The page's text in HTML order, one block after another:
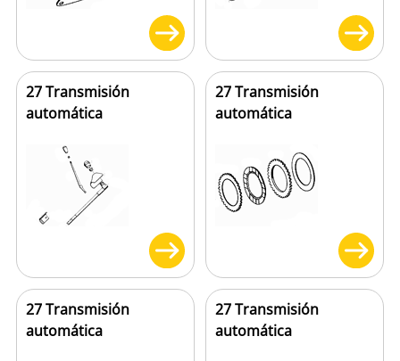
27 Transmisión
automática
27 Transmisión
automática
27 Transmisión
automática
27 Transmisión
automática